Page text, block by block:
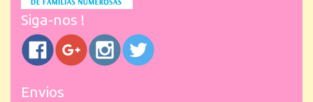
Siga-nos !
Envios